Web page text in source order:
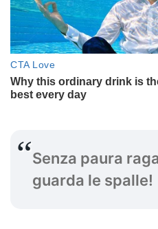
Senza paura
guarda le spalle!